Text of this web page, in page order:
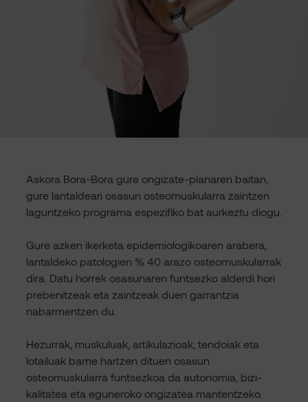
Askora Bora-Bora gure ongizate-planaren baitan,
gure lantaldeari osasun osteomuskularra zaintzen
laguntzeko programa espezifiko bat aurkeztu diogu.
Gure azken ikerketa epidemiologikoaren arabera,
lantaldeko patologien % 40 arazo osteomuskularrak
dira. Datu horrek osasunaren funtsezko alderdi hori
prebenitzeak eta zaintzeak duen garrantzia
nabarmentzen du.
Hezurrak, muskuluak, artikulazioak, tendoiak eta
lotailuak barne hartzen dituen osasun
osteomuskularra funtsezkoa da autonomia, bizi-
kalitatea eta eguneroko ongizatea mantentzeko.